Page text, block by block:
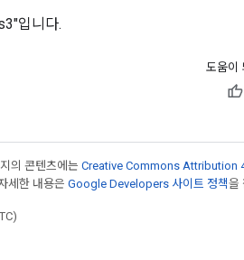
입니다.
도움이
의 콘텐츠에는 Creative Commons Attribution
세한 내용은 Google Developers 사이트 정책을